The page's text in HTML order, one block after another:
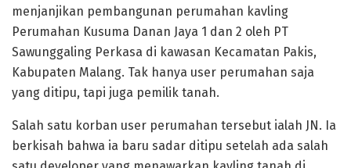
menjanjikan pembangunan perumahan kavling
Perumahan Kusuma Danan Jaya 1 dan 2 oleh PT
Sawunggaling Perkasa di kawasan Kecamatan Pakis,
Kabupaten Malang. Tak hanya user perumahan saja
yang ditipu, tapi juga pemilik tanah.
Salah satu korban user perumahan tersebut ialah JN. Ia
berkisah bahwa ia baru sadar ditipu setelah ada salah